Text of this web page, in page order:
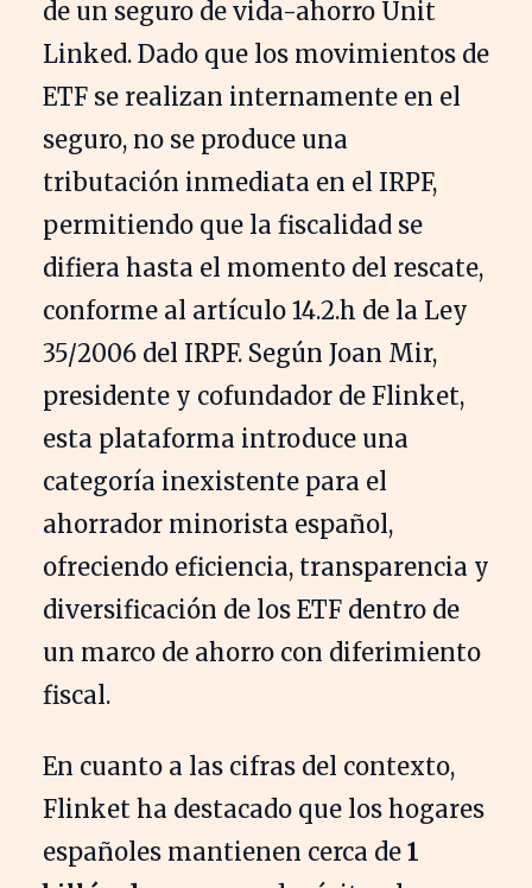
de un seguro de vida-ahorro Unit
Linked. Dado que los movimientos de
ETF se realizan internamente en el
seguro, no se produce una
tributación inmediata en el IRPF,
permitiendo que la fiscalidad se
difiera hasta el momento del rescate,
conforme al artículo 14.2.h de la Ley
35/2006 del IRPF. Según Joan Mir,
presidente y cofundador de Flinket,
esta plataforma introduce una
categoría inexistente para el
ahorrador minorista español,
ofreciendo eficiencia, transparencia y
diversificación de los ETF dentro de
un marco de ahorro con diferimiento
fiscal.
En cuanto a las cifras del contexto,
Flinket ha destacado que los hogares
españoles mantienen cerca de 1